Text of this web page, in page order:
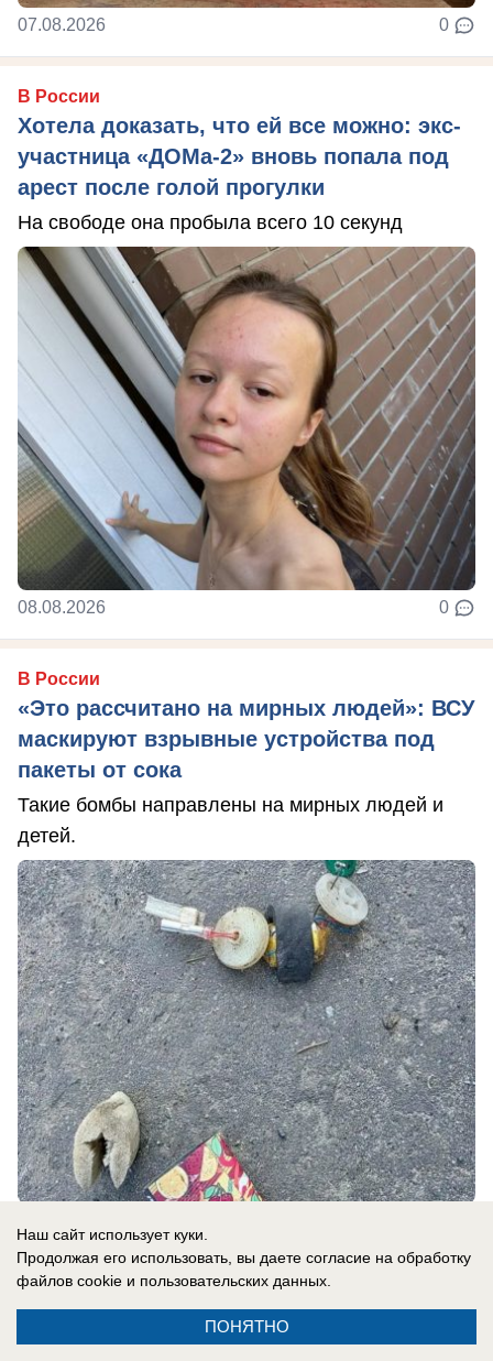
07.08.2026 0
В России
Хотела доказать, что ей все можно: экс-
участница «ДОМа-2» вновь попала под
арест после голой прогулки
На свободе она пробыла всего 10 секунд
08.08.2026 0
В России
«Это рассчитано на мирных людей»: ВСУ
маскируют взрывные устройства под
пакеты от сока
Такие бомбы направлены на мирных людей и
детей.
В России
«Россию? На слабо?»: почему
провалилась игра Трампа с обещанием
Наш сайт использует куки.
Продолжая его использовать, вы даете согласие на обработку
файлов cookie и пользовательских данных.
ПОНЯТНО